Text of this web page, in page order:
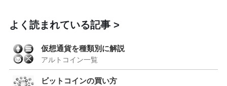
よく読まれている記事
仮想通貨を種類別に解説
アルトコイン一覧
ビットコインの買い方